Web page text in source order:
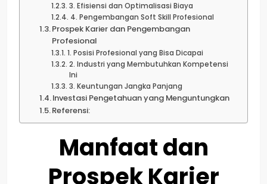
3. Efisiensi dan Optimalisasi Biaya
4. Pengembangan Soft Skill Profesional
Prospek Karier dan Pengembangan
Profesional
1. Posisi Profesional yang Bisa Dicapai
2. Industri yang Membutuhkan Kompetensi
Ini
3. Keuntungan Jangka Panjang
Investasi Pengetahuan yang Menguntungkan
Referensi:
Manfaat dan
Prospek Karier